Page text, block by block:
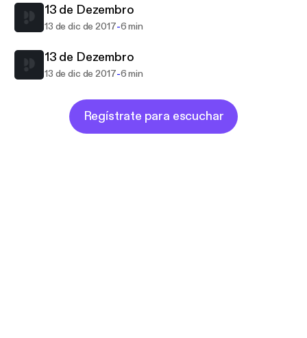
13 de Dezembro
13 de dic de 2017-6 min
13 de Dezembro
13 de dic de 2017-6 min
Regístrate para escuchar